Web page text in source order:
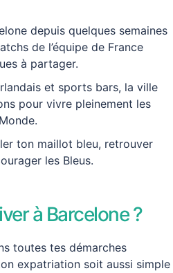
depuis quelques semaines
de l’équipe de France
à partager.
et sports bars, la ville
pour vivre pleinement les
ton maillot bleu, retrouver
les Bleus.
à Barcelone ?
toutes tes démarches
expatriation soit aussi simple